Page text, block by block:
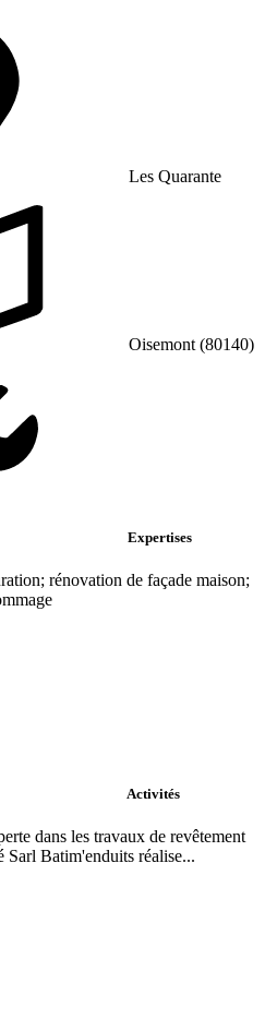
Les Quarante
Oisemont (80140)
Expertises
rénovation de façade maison;
Activités
dans les travaux de revêtement
Sarl Batim'enduits réalise...